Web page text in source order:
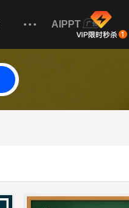
AIPPT